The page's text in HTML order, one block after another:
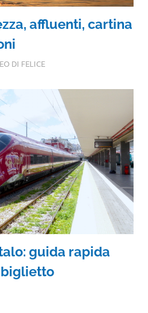
affluenti, cartina
DI FELICE
guida rapida